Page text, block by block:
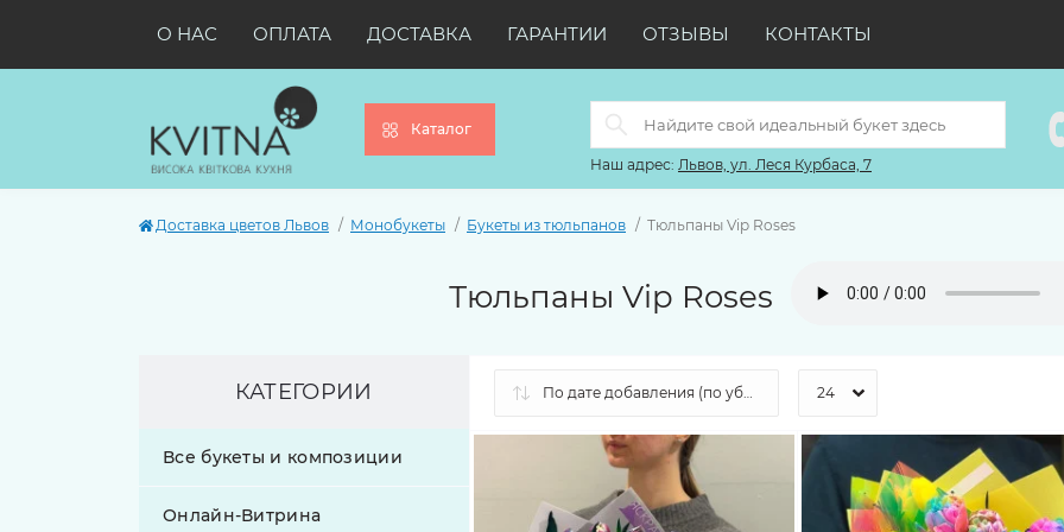
О НАС ОПЛАТА ДОСТАВКА ГАРАНТИИ ОТЗЫВЫ КОНТАКТЫ
Каталог
Наш адрес: Львов, ул. Леся Курбаса, 7
Доставка цветов Львов Монобукеты Букеты из тюльпанов Тюльпаны Vip Roses
Тюльпаны Vip Roses
КАТЕГОРИИ
Все букеты и композиции
Онлайн-Витрина